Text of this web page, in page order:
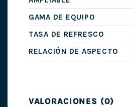
GAMA DE EQUIPO
TASA DE REFRESCO
RELACIÓN DE ASPECTO
VALORACIONES (0)